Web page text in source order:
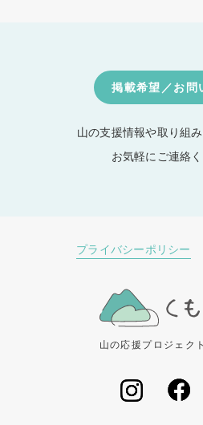
掲載希望／お問
山の支援情報や取り組み
お気軽にご連絡く
プライバシーポリシー
山の応援プロジェク